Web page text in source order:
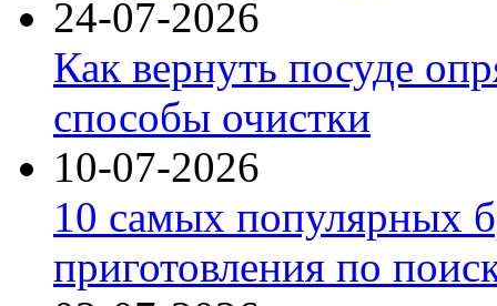
24-07-2026
Как вернуть посуде
способы очистки
10-07-2026
10 самых популярных
приготовления по